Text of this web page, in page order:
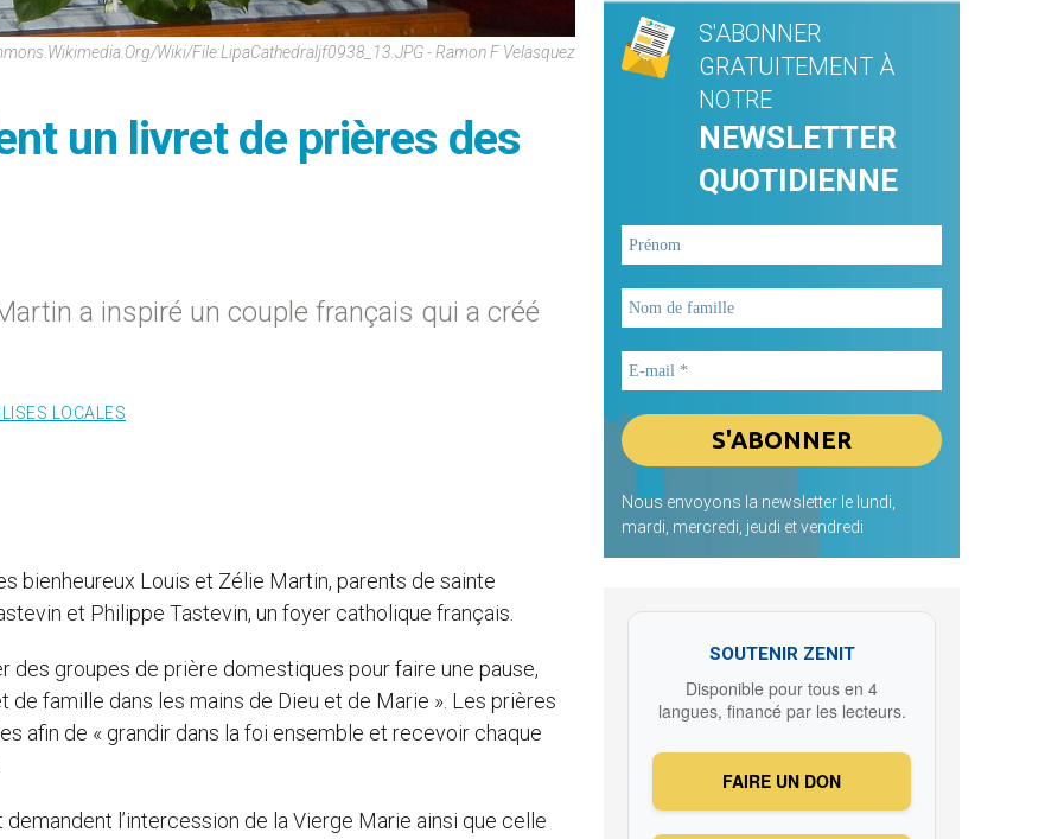
wiki/File:LipaCathedraljf0938_13.JPG - Ramon F Velasquez
un livret de prières des
a inspiré un couple français qui a créé
LOCALES
bienheureux Louis et Zélie Martin, parents de sainte
et Philippe Tastevin, un foyer catholique français.
groupes de prière domestiques pour faire une pause,
famille dans les mains de Dieu et de Marie ». Les prières
afin de « grandir dans la foi ensemble et recevoir chaque
l’intercession de la Vierge Marie ainsi que celle
S'ABONNER
GRATUITEMENT À
NOTRE
NEWSLETTER
QUOTIDIENNE
Nous envoyons la newsletter le lundi,
mardi, mercredi, jeudi et vendredi
SOUTENIR ZENIT
Disponible pour tous en 4
langues, financé par les lecteurs.
FAIRE UN DON